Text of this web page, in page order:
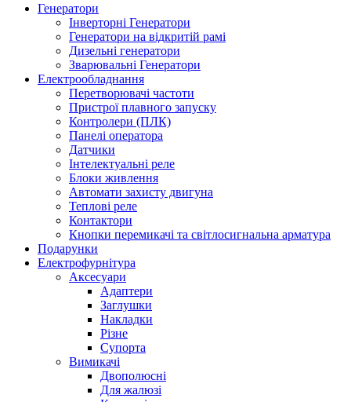
Генератори
Інверторні Генератори
Генератори на відкритій рамі
Дизельні генератори
Зварювальні Генератори
Електрообладнання
Перетворювачі частоти
Пристрої плавного запуску
Контролери (ПЛК)
Панелі оператора
Датчики
Інтелектуальні реле
Блоки живлення
Автомати захисту двигуна
Теплові реле
Контактори
Кнопки перемикачі та світлосигнальна арматура
Подарунки
Електрофурнітура
Аксесуари
Адаптери
Заглушки
Накладки
Різне
Супорта
Вимикачі
Двополюсні
Для жалюзі